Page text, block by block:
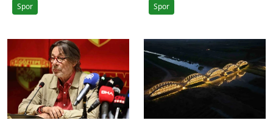
Spor Spor